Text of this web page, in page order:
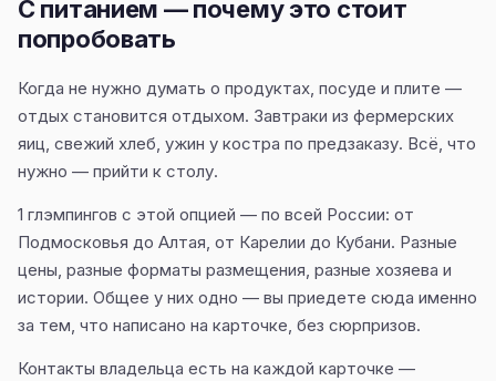
С питанием — почему это стоит
попробовать
Когда не нужно думать о продуктах, посуде и плите —
отдых становится отдыхом. Завтраки из фермерских
яиц, свежий хлеб, ужин у костра по предзаказу. Всё, что
нужно — прийти к столу.
1 глэмпингов с этой опцией — по всей России: от
Подмосковья до Алтая, от Карелии до Кубани. Разные
цены, разные форматы размещения, разные хозяева и
истории. Общее у них одно — вы приедете сюда именно
за тем, что написано на карточке, без сюрпризов.
Контакты владельца есть на каждой карточке —